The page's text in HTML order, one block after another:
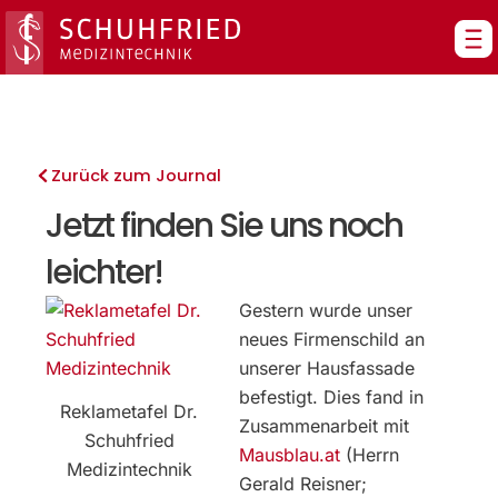
Zum
Inhalt
springen
Zurück zum Journal
Jetzt finden Sie uns noch
leichter!
Reklametafel Dr.
Schuhfried
Medizintechnik
Gestern wurde unser
neues Firmenschild an
unserer Hausfassade
befestigt. Dies fand in
Zusammenarbeit mit
Mausblau.at (Herrn
Gerald Reisner;